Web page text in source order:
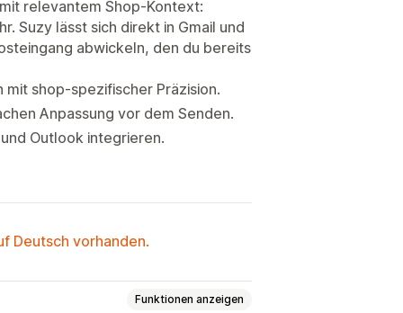
relevantem Shop-Kontext:
Suzy lässt sich direkt in Gmail und
abwickeln, den du bereits
shop-spezifischer Präzision.
Anpassung vor dem Senden.
Outlook integrieren.
Deutsch vorhanden.
Funktionen anzeigen